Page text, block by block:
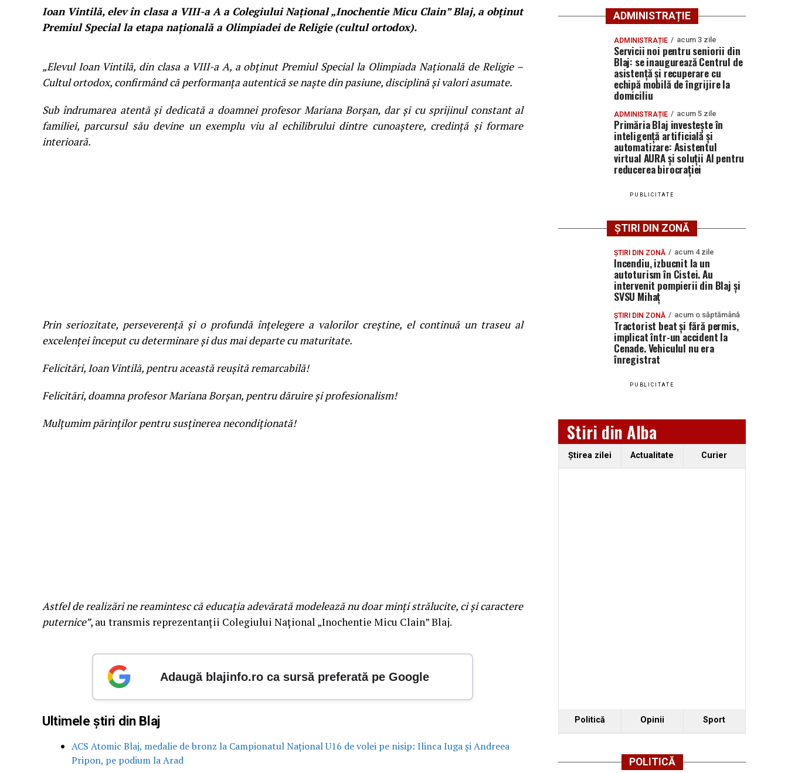
Ioan Vintilă, elev în clasa a VIII-a A a Colegiului Național „Inochentie Micu Clain” Blaj, a obținut
Premiul Special la etapa națională a Olimpiadei de Religie (cultul ortodox).
„Elevul Ioan Vintilă, din clasa a VIII-a A, a obținut Premiul Special la Olimpiada Națională de Religie –
Cultul ortodox, confirmând că performanța autentică se naște din pasiune, disciplină și valori asumate.
Sub îndrumarea atentă și dedicată a doamnei profesor Mariana Borșan, dar și cu sprijinul constant al
familiei, parcursul său devine un exemplu viu al echilibrului dintre cunoaștere, credință și formare
interioară.
Prin seriozitate, perseverență și o profundă înțelegere a valorilor creștine, el continuă un traseu al
excelenței început cu determinare și dus mai departe cu maturitate.
Felicitări, Ioan Vintilă, pentru această reușită remarcabilă!
Felicitări, doamna profesor Mariana Borșan, pentru dăruire și profesionalism!
Mulțumim părinților pentru susținerea necondiționată!
Astfel de realizări ne reamintesc că educația adevărată modelează nu doar minți strălucite, ci și caractere
puternice”, au transmis reprezentanții Colegiului Național „Inochentie Micu Clain” Blaj.
Adaugă blajinfo.ro ca sursă preferată pe Google
Ultimele știri din Blaj
ACS Atomic Blaj, medalie de bronz la Campionatul Național U16 de volei pe nisip: Ilinca Iuga și Andreea
Pripon, pe podium la Arad
ADMINISTRAȚIE
ADMINISTRAȚIE acum 3 zile
Servicii noi pentru seniorii din
Blaj: se inaugurează Centrul de
asistență și recuperare cu
echipă mobilă de îngrijire la
domiciliu
ADMINISTRAȚIE acum 5 zile
Primăria Blaj investește în
inteligență artificială și
automatizare: Asistentul
virtual AURA și soluții AI pentru
reducerea birocrației
PUBLICITATE
ȘTIRI DIN ZONĂ
ȘTIRI DIN ZONĂ acum 4 zile
Incendiu, izbucnit la un
autoturism în Cistei. Au
intervenit pompierii din Blaj și
SVSU Mihaț
ȘTIRI DIN ZONĂ acum o săptămână
Tractorist beat și fără permis,
implicat într-un accident la
Cenade. Vehiculul nu era
înregistrat
PUBLICITATE
Stiri din Alba
Ştirea zilei Actualitate Curier
Politică Opinii Sport
POLITICĂ